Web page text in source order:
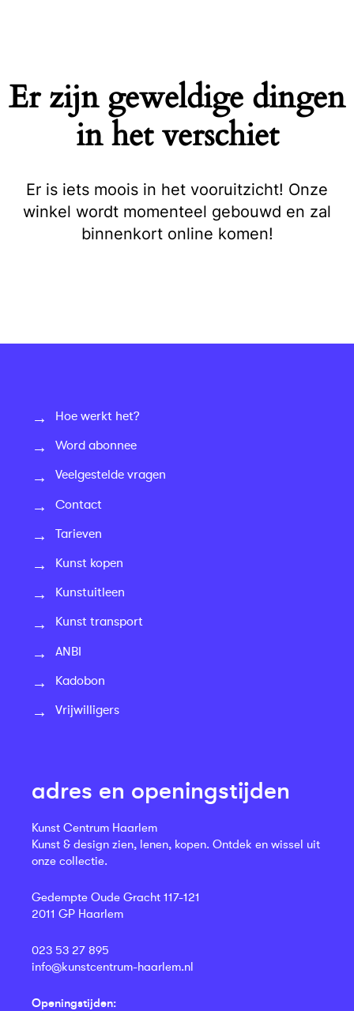
Er zijn geweldige dingen
in het verschiet
Er is iets moois in het vooruitzicht! Onze
winkel wordt momenteel gebouwd en zal
binnenkort online komen!
Hoe werkt het?
Word abonnee
Veelgestelde vragen
Contact
Tarieven
Kunst kopen
Kunstuitleen
Kunst transport
ANBI
Kadobon
Vrijwilligers
adres en openingstijden
Kunst Centrum Haarlem
Kunst & design zien, lenen, kopen. Ontdek en wissel uit
onze collectie.
Gedempte Oude Gracht 117-121
2011 GP Haarlem
023 53 27 895
info@kunstcentrum-haarlem.nl
Openingstijden: